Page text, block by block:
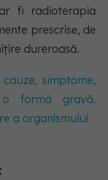
fi radioterapia
prescrise, de
dureroasă.
simptome,
formă gravă.
a organismului